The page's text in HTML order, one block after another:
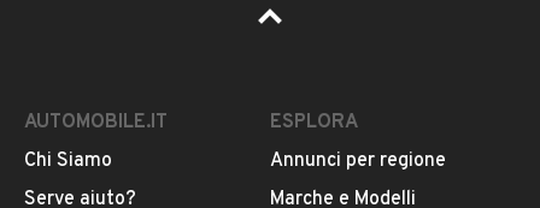
Pubblicità
AUTOMOBILE.IT
Chi Siamo
Serve aiuto?
ESPLORA
Annunci per regione
Marche e Modelli